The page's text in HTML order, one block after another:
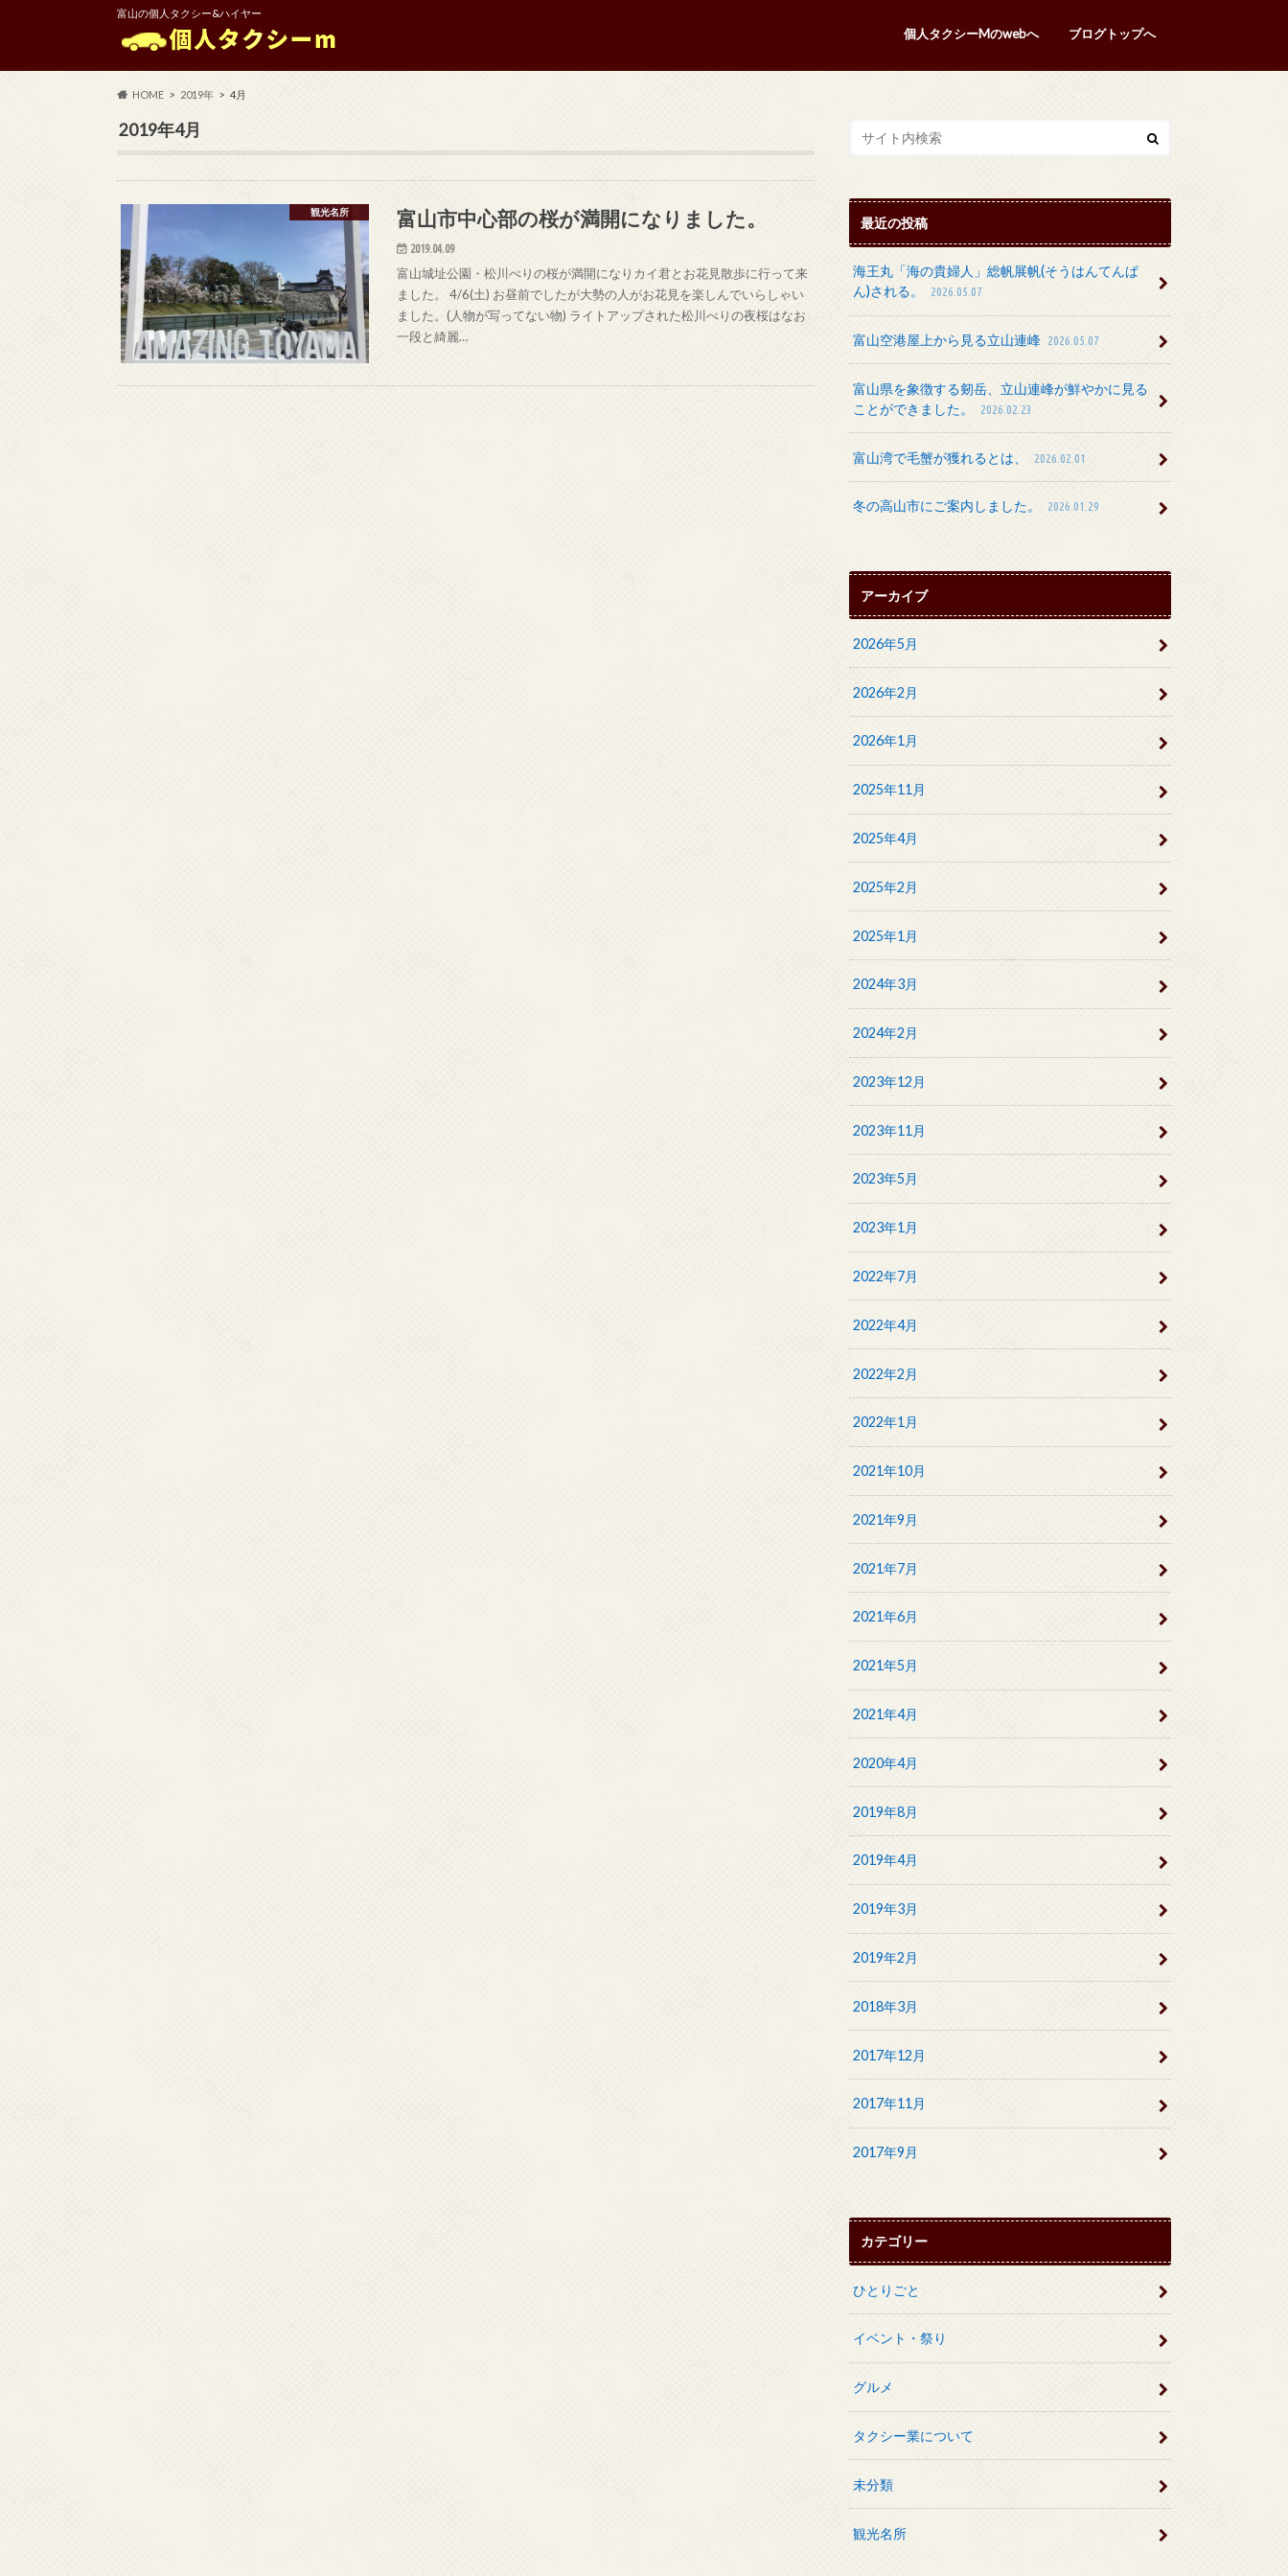
富山の個人タクシー&ハイヤー
個人タクシーMのwebへ ブログトップへ
HOME 2019年 4月
2019年4月
観光名所 富山市中心部の桜が満開になりました。
2019.04.09
富山城址公園・松川べりの桜が満開になりカイ君とお花見散歩に行って来
ました。 4/6(土) お昼前でしたが大勢の人がお花見を楽しんでいらしゃい
ました。(人物が写ってない物) ライトアップされた松川べりの夜桜はなお
一段と綺麗…
最近の投稿
海王丸「海の貴婦人」総帆展帆(そうはんてんぱ
ん)される。
2026.05.07
富山空港屋上から見る立山連峰 2026.05.07
富山県を象徴する剱岳、立山連峰が鮮やかに見る
ことができました。
2026.02.23
富山湾で毛蟹が獲れるとは、 2026.02.01
冬の高山市にご案内しました。 2026.01.29
アーカイブ
2026年5月
2026年2月
2026年1月
2025年11月
2025年4月
2025年2月
2025年1月
2024年3月
2024年2月
2023年12月
2023年11月
2023年5月
2023年1月
2022年7月
2022年4月
2022年2月
2022年1月
2021年10月
2021年9月
2021年7月
2021年6月
2021年5月
2021年4月
2020年4月
2019年8月
2019年4月
2019年3月
2019年2月
2018年3月
2017年12月
2017年11月
2017年9月
カテゴリー
ひとりごと
イベント・祭り
グルメ
タクシー業について
未分類
観光名所